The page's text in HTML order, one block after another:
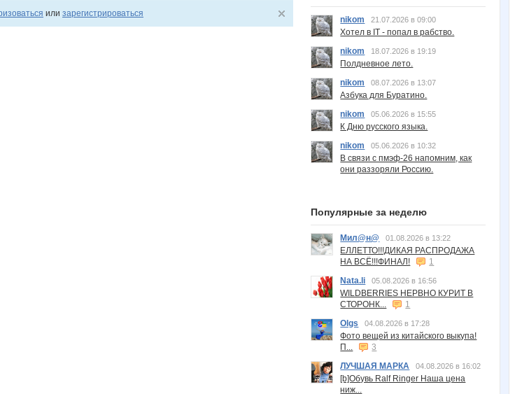
или зарегистрироваться
nikom 21.07.2026 в 09:00
Хотел в IT - попал в рабство.
nikom
18.07.2026 в 19:19
Полдневное лето.
nikom
08.07.2026 в 13:07
Азбука для Буратино.
nikom
05.06.2026 в 15:55
К Дню русского языка.
nikom
05.06.2026 в 10:32
В связи с пмэф-26 напомним, как
они раззоряли Россию.
Популярные за неделю
Мил@н@ 01.08.2026 в 13:22
ЕЛЛЕТТО!!!ДИКАЯ РАСПРОДАЖА
НА ВСЁ!!!ФИНАЛ!
1
Nata.li
05.08.2026 в 16:56
WILDBERRIES НЕРВНО КУРИТ В
СТОРОНК...
1
Olgs
04.08.2026 в 17:28
Фото вещей из китайского выкупа!
П...
3
ЛУЧШАЯ МАРКА
04.08.2026 в 16:02
[b]Обувь Ralf Ringer Наша цена
ниж...